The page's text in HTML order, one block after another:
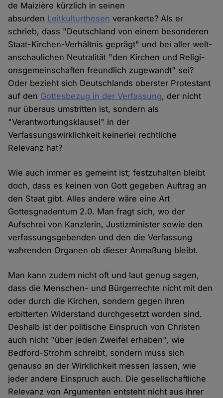
de Maizière kürzlich in seinen
absurden Leitkulturthesen verankerte? Als er
schrieb, dass "Deutsch­land von einem be­son­de­ren
Staat-Kir­chen-Ver­hält­nis ge­prägt" und bei aller welt­
an­schau­lichen Neu­tralität "den Kir­chen und Re­li­gi­
ons­ge­mein­schaf­ten freund­lich zu­ge­wandt" sei?
Oder bezieht sich Deutschlands oberster Protestant
auf den Gottesbezug in der Verfassung, der nicht
nur überaus umstritten ist, sondern als
"Verantwortungsklausel" in der
Verfassungswirklichkeit keinerlei rechtliche
Relevanz hat?
Wie auch immer es gemeint ist; festzuhalten bleibt
doch, dass es keinen von Gott gegeben Auftrag an
den Staat gibt. Alles andere wäre eine Art
Gottesgnadentum 2.0. Man fragt sich, wo der
Aufschrei von Kanzlerin, Justizminister sowie den
verfassungsgebenden und den die Verfassung
wahrenden Organen ob dieser Anmaßung bleibt.
Man kann zudem nicht oft und laut genug sagen,
dass die Menschen- und Bürgerrechte nicht mit den
oder durch die Kirchen, sondern gegen ihren
erbitterten Widerstand durchgesetzt worden sind.
Deshalb ist der politische Einspruch von Christen
auch nicht "über jeden Zweifel erhaben", wie
Bedford-Strohm schreibt, sondern muss sich
genauso an der Wirklichkeit messen lassen, wie
jeder andere Einspruch auch. Die gesellschaftliche
Relevanz von Argumenten entsteht nicht aus ihrer